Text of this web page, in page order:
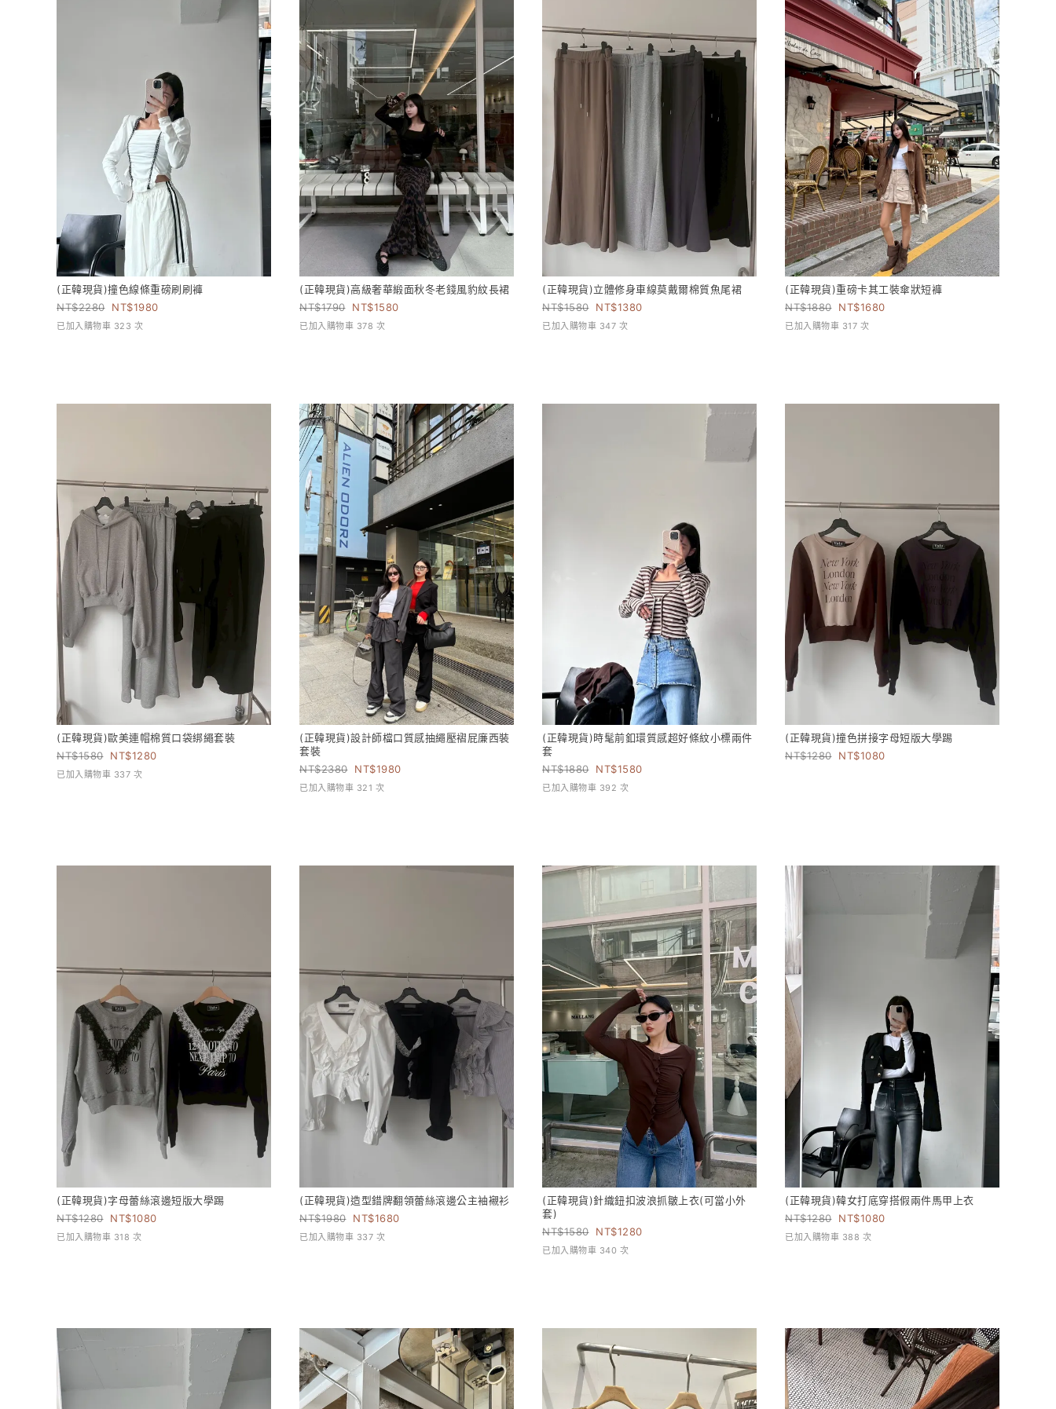
(正韓現貨)撞色線條重磅刷刷褲
2280
1980
已加入購物車 323 次
(正韓現貨)高級奢華緞面秋冬老錢風豹紋長裙
1790
1580
已加入購物車 378 次
(正韓現貨)立體修身車線莫戴爾棉質魚尾裙
1580
1380
已加入購物車 347 次
(正韓現貨)重磅卡其工裝傘狀短褲
1880
1680
已加入購物車 317 次
(正韓現貨)歐美連帽棉質口袋綁繩套裝
1580
1280
已加入購物車 337 次
(正韓現貨)設計師檔口質感抽繩壓褶屁廉西裝
套裝
2380
1980
已加入購物車 321 次
(正韓現貨)時髦前釦環質感超好條紋小標兩件
套
1880
1580
已加入購物車 392 次
(正韓現貨)撞色拼接字母短版大學踢
1280
1080
(正韓現貨)字母蕾絲滾邊短版大學踢
1280
1080
已加入購物車 318 次
(正韓現貨)造型錯牌翻領蕾絲滾邊公主袖襯衫
1980
1680
已加入購物車 337 次
(正韓現貨)針織鈕扣波浪抓皺上衣(可當小外
套)
1580
1280
已加入購物車 340 次
(正韓現貨)韓女打底穿搭假兩件馬甲上衣
1280
1080
已加入購物車 388 次